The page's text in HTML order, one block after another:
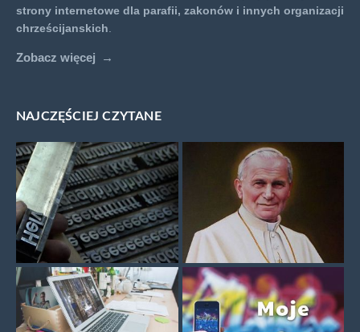
strony internetowe dla parafii, zakonów i innych organizacji
chrześcijanskich
Zobacz więcej
NAJCZĘŚCIEJ CZYTANE